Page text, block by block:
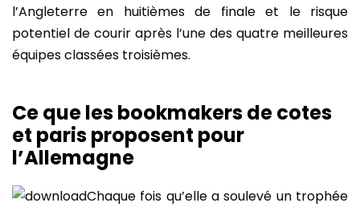
l’Angleterre en huitièmes de finale et le risque
potentiel de courir après l’une des quatre meilleures
équipes classées troisièmes.
Ce que les bookmakers de cotes
et paris proposent pour
l’Allemagne
Chaque fois qu’elle a soulevé un trophée